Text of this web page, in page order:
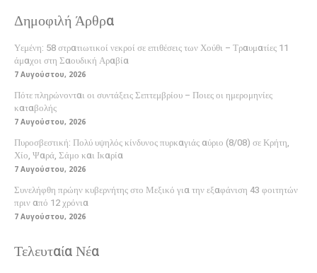
Δημοφιλή Άρθρα
Υεμένη: 58 στρατιωτικοί νεκροί σε επιθέσεις των Χούθι – Τραυματίες 11
άμαχοι στη Σαουδική Αραβία
7 Αυγούστου, 2026
Πότε πληρώνονται οι συντάξεις Σεπτεμβρίου – Ποιες οι ημερομηνίες
καταβολής
7 Αυγούστου, 2026
Πυροσβεστική: Πολύ υψηλός κίνδυνος πυρκαγιάς αύριο (8/08) σε Κρήτη,
Χίο, Ψαρά, Σάμο και Ικαρία
7 Αυγούστου, 2026
Συνελήφθη πρώην κυβερνήτης στο Μεξικό για την εξαφάνιση 43 φοιτητών
πριν από 12 χρόνια
7 Αυγούστου, 2026
Τελευταία Νέα